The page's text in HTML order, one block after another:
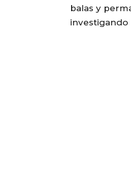
balas y
investigando